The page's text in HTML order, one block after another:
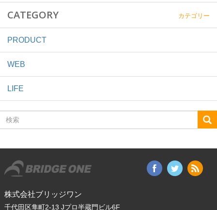
CATEGORY カテゴリー
PRODUCT
WEB
LIFE
株式会社ブリッジワン
千代田区隼町2-13 Jプロ半蔵門ビル6F